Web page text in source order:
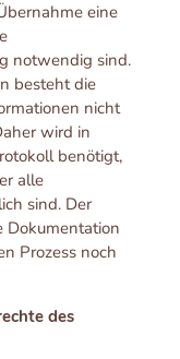
eine
notwendig sind.
besteht die
nicht
wird in
benötigt,
alle
sind. Der
Dokumentation
Prozess noch
des